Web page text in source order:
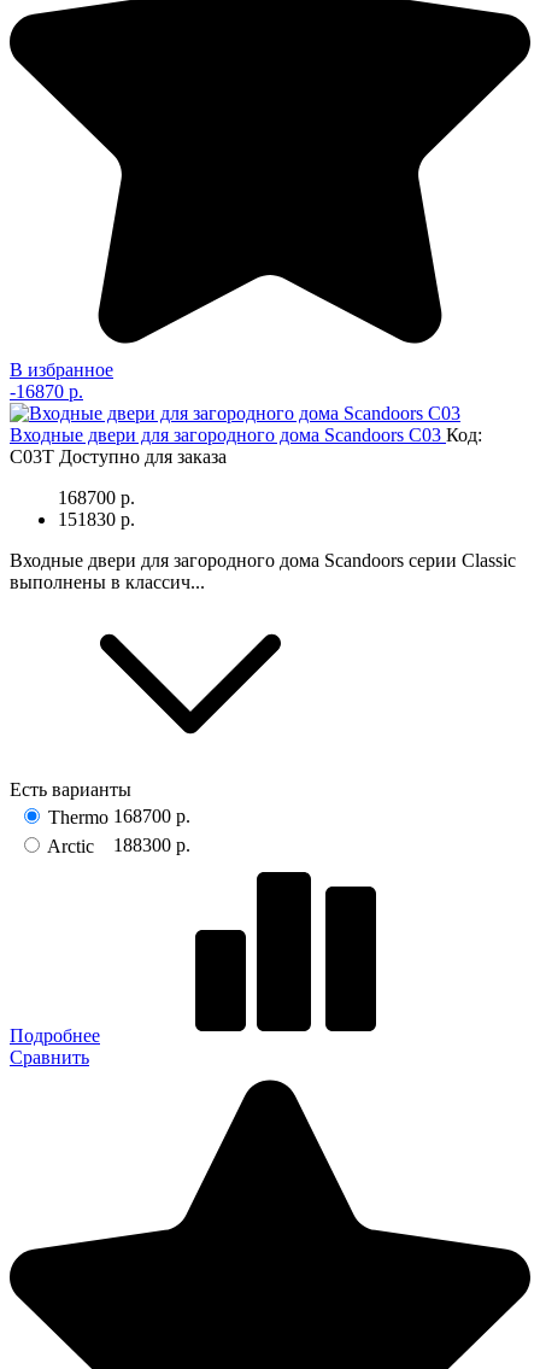
В избранное
-16870 р.
Входные двери для загородного дома Scandoors С03 Код:
C03T Доступно для заказа
168700 р.
151830 р.
Входные двери для загородного дома Scandoors серии Classic
выполнены в классич...
Есть варианты
Thermo 168700 р.
Arctic
188300 р.
Подробнее
Сравнить